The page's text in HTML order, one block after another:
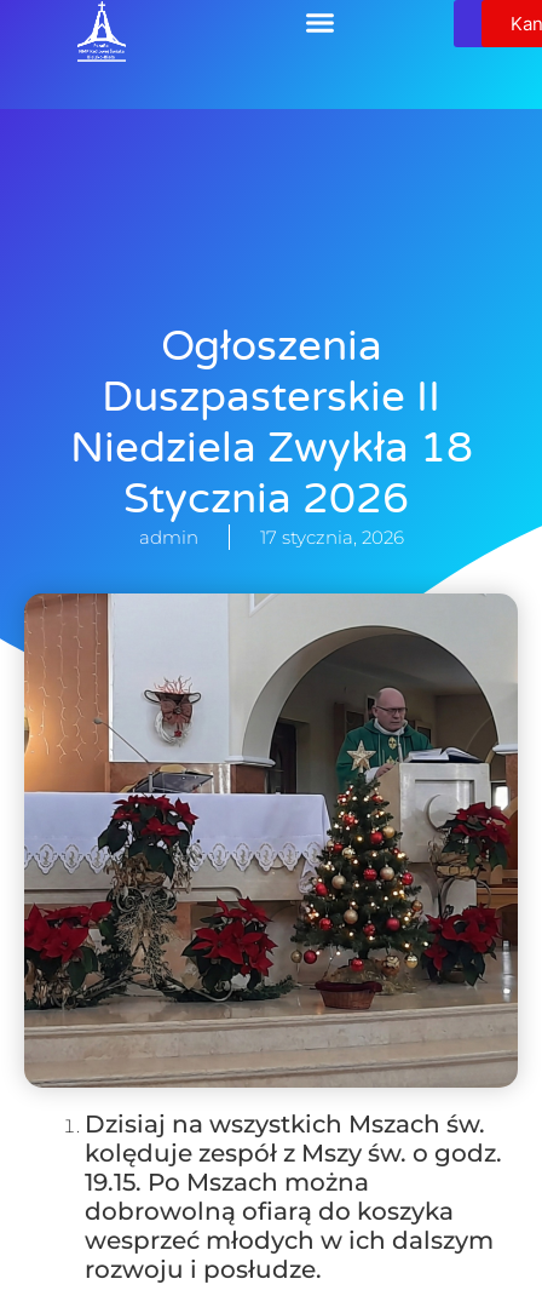
Ogłoszenia
Duszpasterskie II
Niedziela Zwykła 18
Stycznia 2026
admin 17 stycznia, 2026
Dzisiaj na wszystkich Mszach św.
kolęduje zespół z Mszy św. o godz.
19.15. Po Mszach można
dobrowolną ofiarą do koszyka
wesprzeć młodych w ich dalszym
rozwoju i posłudze.